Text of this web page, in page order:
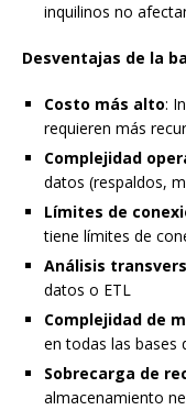
inquilinos no
Desventajas de la
Costo más alto:
requieren más
Complejidad
datos (respaldos,
Límites de
tiene límites de
Análisis
datos o ETL
Complejidad de
en todas las bases
Sobrecarga de
almacenamiento